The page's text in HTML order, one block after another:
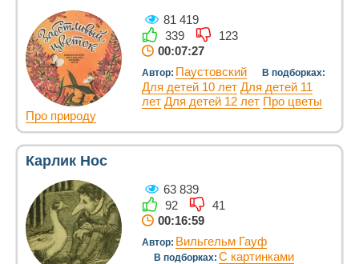
81 419
339
123
00:07:27
Автор: Паустовский В подборках:
Для детей 10 лет Для детей 11
лет Для детей 12 лет Про цветы
Про природу
Карлик Нос
63 839
92
41
00:16:59
Автор: Вильгельм Гауф
В подборках: С картинками